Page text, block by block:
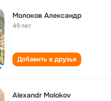
Молоков Александр
49 лет
Добавить в друзья
Alexandr Molokov